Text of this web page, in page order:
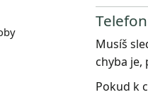
Musíš
chyba je,
Pokud k